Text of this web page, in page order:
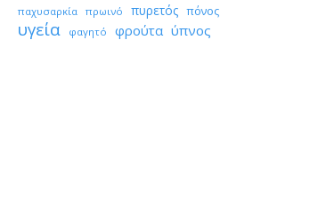
παχυσαρκία πρωινό πυρετός πόνος
υγεία φαγητό φρούτα ύπνος